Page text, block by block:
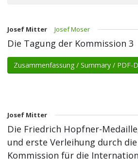
Josef Mitter Josef Moser
Die Tagung der Kommission 3
Zusammenfassung / Summary /
Josef Mitter
Die Friedrich Hopfner-
und erste Verleihung durch
Kommission für die